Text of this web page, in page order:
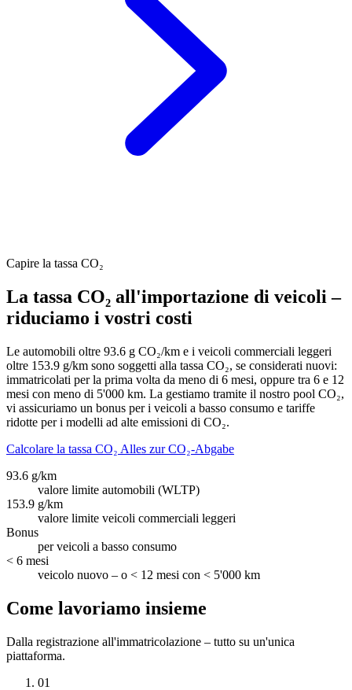
Capire la tassa CO₂
La tassa CO₂ all'importazione di veicoli –
riduciamo i vostri costi
Le automobili oltre 93.6 g CO₂/km e i veicoli commerciali leggeri
oltre 153.9 g/km sono soggetti alla tassa CO₂, se considerati nuovi:
immatricolati per la prima volta da meno di 6 mesi, oppure tra 6 e 12
mesi con meno di 5'000 km. La gestiamo tramite il nostro pool CO₂,
vi assicuriamo un bonus per i veicoli a basso consumo e tariffe
ridotte per i modelli ad alte emissioni di CO₂.
Calcolare la tassa CO₂ Alles zur CO₂-Abgabe
93.6 g/km
valore limite automobili (WLTP)
153.9 g/km
valore limite veicoli commerciali leggeri
Bonus
per veicoli a basso consumo
< 6 mesi
veicolo nuovo – o < 12 mesi con < 5'000 km
Come lavoriamo insieme
Dalla registrazione all'immatricolazione – tutto su un'unica
piattaforma.
01